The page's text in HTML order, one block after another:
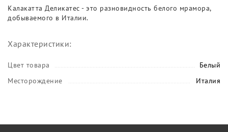
Калакатта Деликатес - это разновидность белого мрамора,
добываемого в Италии.
Характеристики:
Цвет товара
Белый
Месторождение
Италия